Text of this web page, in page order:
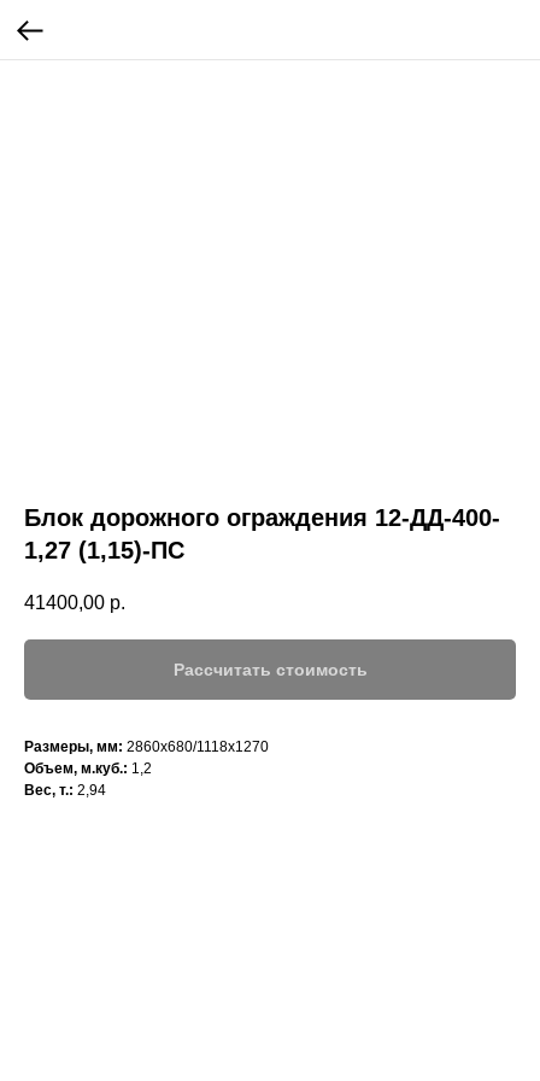
Блок дорожного ограждения 12-ДД-400-
1,27 (1,15)-ПС
41400,00 р.
Рассчитать стоимость
Размеры, мм: 2860х680/1118х1270
Объем, м.куб.: 1,2
Вес, т.: 2,94